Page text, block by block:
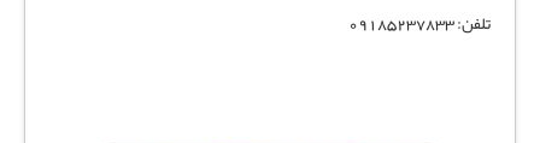
تلفن: 09185237833